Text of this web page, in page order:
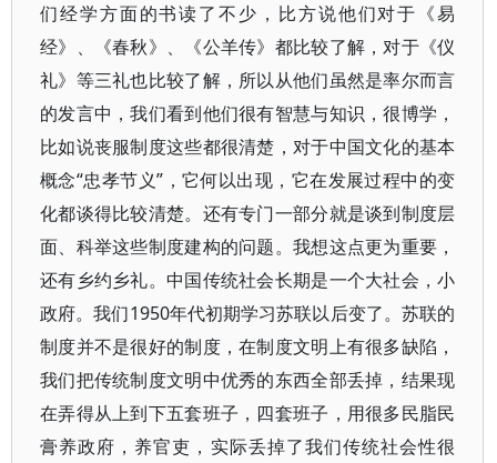
们经学方面的书读了不少，比方说他们对于《易
经》、《春秋》、《公羊传》都比较了解，对于《仪
礼》等三礼也比较了解，所以从他们虽然是率尔而言
的发言中，我们看到他们很有智慧与知识，很博学，
比如说丧服制度这些都很清楚，对于中国文化的基本
概念“忠孝节义”，它何以出现，它在发展过程中的变
化都谈得比较清楚。还有专门一部分就是谈到制度层
面、科举这些制度建构的问题。我想这点更为重要，
还有乡约乡礼。中国传统社会长期是一个大社会，小
政府。我们1950年代初期学习苏联以后变了。苏联的
制度并不是很好的制度，在制度文明上有很多缺陷，
我们把传统制度文明中优秀的东西全部丢掉，结果现
在弄得从上到下五套班子，四套班子，用很多民脂民
膏养政府，养官吏，实际丢掉了我们传统社会性很